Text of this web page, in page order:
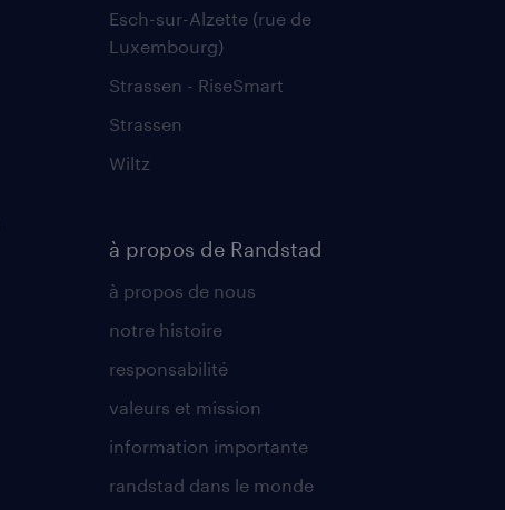
Esch-sur-Alzette (rue de
Luxembourg)
Strassen - RiseSmart
Strassen
Wiltz
à propos de Randstad
à propos de nous
notre histoire
responsabilité
valeurs et mission
information importante
randstad dans le monde